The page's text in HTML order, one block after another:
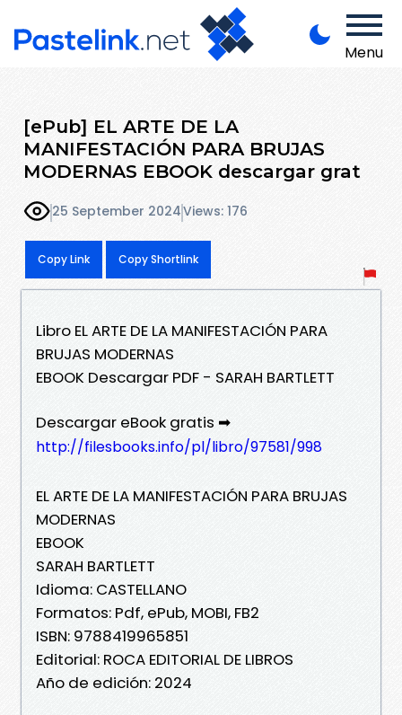
Menu
[ePub] EL ARTE DE LA
MANIFESTACIÓN PARA BRUJAS
MODERNAS EBOOK descargar grat
25 September 2024Views: 176
Copy Link Copy Shortlink
Libro EL ARTE DE LA MANIFESTACIÓN PARA
BRUJAS MODERNAS
EBOOK Descargar PDF - SARAH BARTLETT
Descargar eBook gratis ➡
http://filesbooks.info/pl/libro/97581/998
EL ARTE DE LA MANIFESTACIÓN PARA BRUJAS
MODERNAS
EBOOK
SARAH BARTLETT
Idioma: CASTELLANO
Formatos: Pdf, ePub, MOBI, FB2
ISBN: 9788419965851
Editorial: ROCA EDITORIAL DE LIBROS
Año de edición: 2024